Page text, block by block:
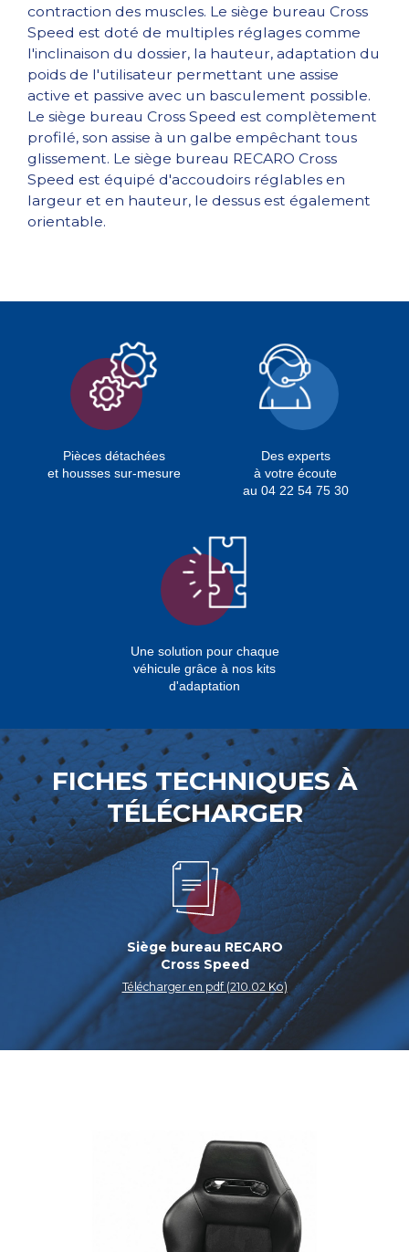
contraction des muscles. Le siège bureau Cross
Speed est doté de multiples réglages comme
l'inclinaison du dossier, la hauteur, adaptation du
poids de l'utilisateur permettant une assise
active et passive avec un basculement possible.
Le siège bureau Cross Speed est complètement
profilé, son assise à un galbe empêchant tous
glissement. Le siège bureau RECARO Cross
Speed est équipé d'accoudoirs réglables en
largeur et en hauteur, le dessus est également
orientable.
Pièces détachées
et housses sur-mesure
Des experts
à votre écoute
au 04 22 54 75 30
Une solution pour chaque
véhicule grâce à nos kits
d'adaptation
FICHES TECHNIQUES À
TÉLÉCHARGER
Siège bureau RECARO
Cross Speed
Télécharger en pdf (210.02 Ko)